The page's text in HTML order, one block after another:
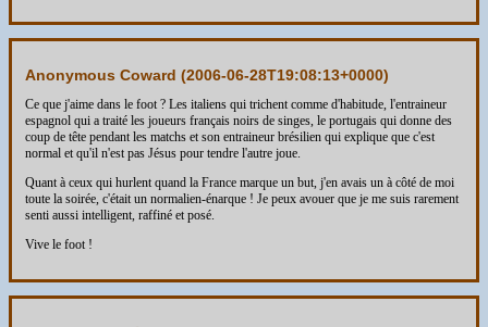
Anonymous Coward (2006-06-28T19:08:13+0000)
Ce que j'aime dans le foot ? Les italiens qui trichent comme d'habitude, l'entraineur
espagnol qui a traité les joueurs français noirs de singes, le portugais qui donne des
coup de tête pendant les matchs et son entraineur brésilien qui explique que c'est
normal et qu'il n'est pas Jésus pour tendre l'autre joue.
Quant à ceux qui hurlent quand la France marque un but, j'en avais un à côté de moi
toute la soirée, c'était un normalien-énarque ! Je peux avouer que je me suis rarement
senti aussi intelligent, raffiné et posé.
Vive le foot !